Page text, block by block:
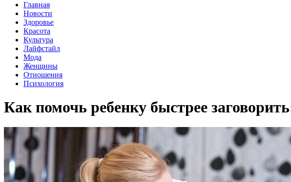
меню
Главная
Новости
Здоровье
Красота
Культура
Лайфстайл
Мода
Женщины
Отношения
Психология
Как помочь ребенку быстрее